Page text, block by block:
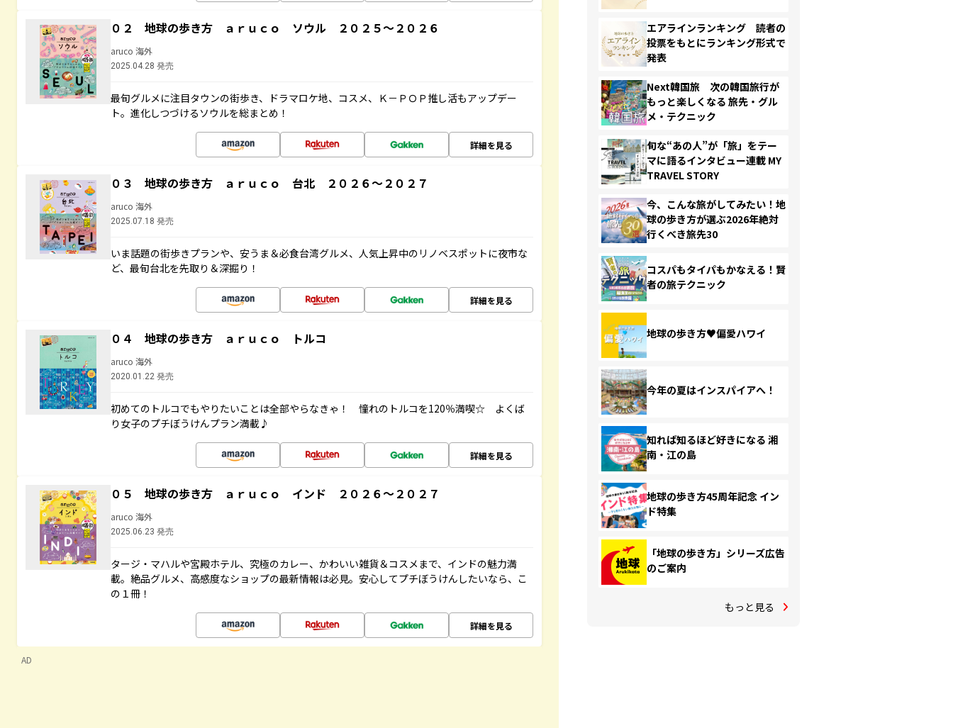
０２ 地球の歩き方 ａｒｕｃｏ ソウル ２０２５～２０２６
aruco 海外
2025.04.28 発売
最旬グルメに注目タウンの街歩き、ドラマロケ地、コスメ、Ｋ－ＰＯＰ推し活もアップデー
ト。進化しつづけるソウルを総まとめ！
詳細を見る
０３ 地球の歩き方 ａｒｕｃｏ 台北 ２０２６～２０２７
aruco 海外
2025.07.18 発売
いま話題の街歩きプランや、安うま＆必食台湾グルメ、人気上昇中のリノベスポットに夜市な
ど、最旬台北を先取り＆深掘り！
詳細を見る
０４ 地球の歩き方 ａｒｕｃｏ トルコ
aruco 海外
2020.01.22 発売
初めてのトルコでもやりたいことは全部やらなきゃ！ 憧れのトルコを120％満喫☆ よくば
り女子のプチぼうけんプラン満載♪
詳細を見る
０５ 地球の歩き方 ａｒｕｃｏ インド ２０２６～２０２７
aruco 海外
2025.06.23 発売
タージ・マハルや宮殿ホテル、究極のカレー、かわいい雑貨＆コスメまで、インドの魅力満
載。絶品グルメ、高感度なショップの最新情報は必見。安心してプチぼうけんしたいなら、こ
の１冊！
詳細を見る
AD
エアラインランキング 読者の
投票をもとにランキング形式で
発表
Next韓国旅 次の韓国旅行が
もっと楽しくなる 旅先・グル
メ・テクニック
旬な“あの人”が「旅」をテー
マに語るインタビュー連載 MY
TRAVEL STORY
今、こんな旅がしてみたい！地
球の歩き方が選ぶ2026年絶対
行くべき旅先30
コスパもタイパもかなえる！賢
者の旅テクニック
地球の歩き方♥偏愛ハワイ
今年の夏はインスパイアへ！
知れば知るほど好きになる 湘
南・江の島
地球の歩き方45周年記念 イン
ド特集
「地球の歩き方」シリーズ広告
のご案内
もっと見る